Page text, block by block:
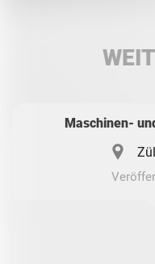
Maschinen-